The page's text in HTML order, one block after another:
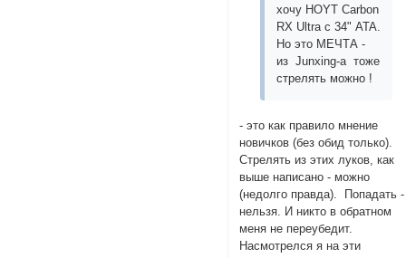
хочу HOYT Carbon
RX Ultra с 34" ATA.
Но это МЕЧТА -
из Junxing-а тоже
стрелять можно !
- это как правило мнение
новичков (без обид только).
Стрелять из этих луков, как
выше написано - можно
(недолго правда). Попадать -
нельзя. И никто в обратном
меня не переубедит.
Насмотрелся я на эти